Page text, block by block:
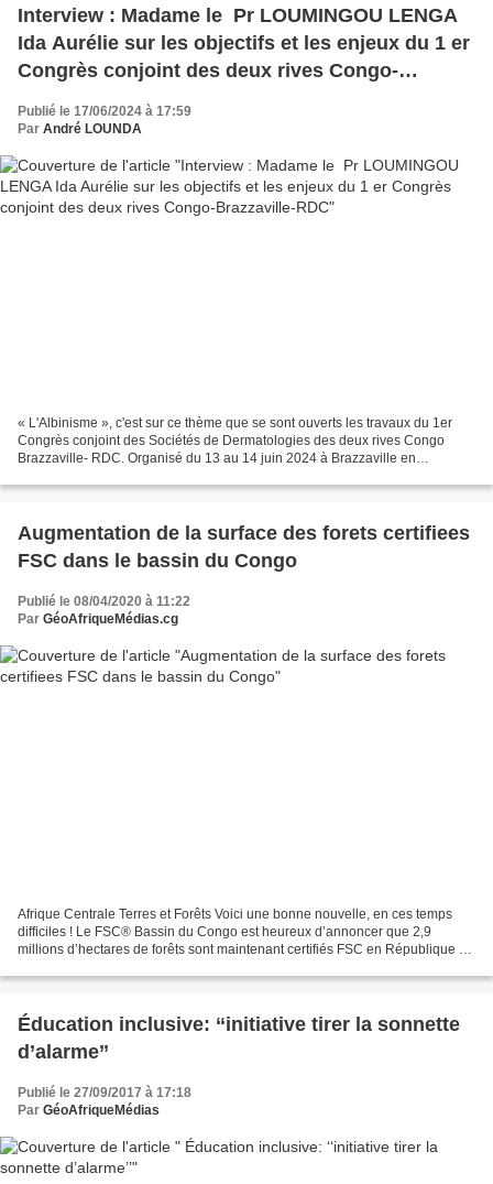
Interview : Madame le Pr LOUMINGOU LENGA
Ida Aurélie sur les objectifs et les enjeux du 1 er
Congrès conjoint des deux rives Congo-
Publié le 17/06/2024 à 17:59
Par André LOUNDA
« L'Albinisme », c'est sur ce thème que se sont ouverts les travaux du 1er
Congrès conjoint des Sociétés de Dermatologies des deux rives Congo
Brazzaville- RDC. Organisé du 13 au 14 juin 2024 à Brazzaville en
Augmentation de la surface des forets certifiees
FSC dans le bassin du Congo
Publié le 08/04/2020 à 11:22
Par GéoAfriqueMédias.cg
Afrique Centrale Terres et Forêts Voici une bonne nouvelle, en ces temps
difficiles ! Le FSC® Bassin du Congo est heureux d’annoncer que 2,9
millions d’hectares de forêts sont maintenant certifiés FSC en République du
Éducation inclusive: ‘‘initiative tirer la sonnette
d’alarme’’
Publié le 27/09/2017 à 17:18
Par GéoAfriqueMédias